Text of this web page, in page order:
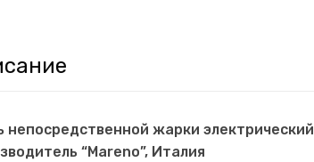
непосредственной жарки электрический
“Mareno”, Италия